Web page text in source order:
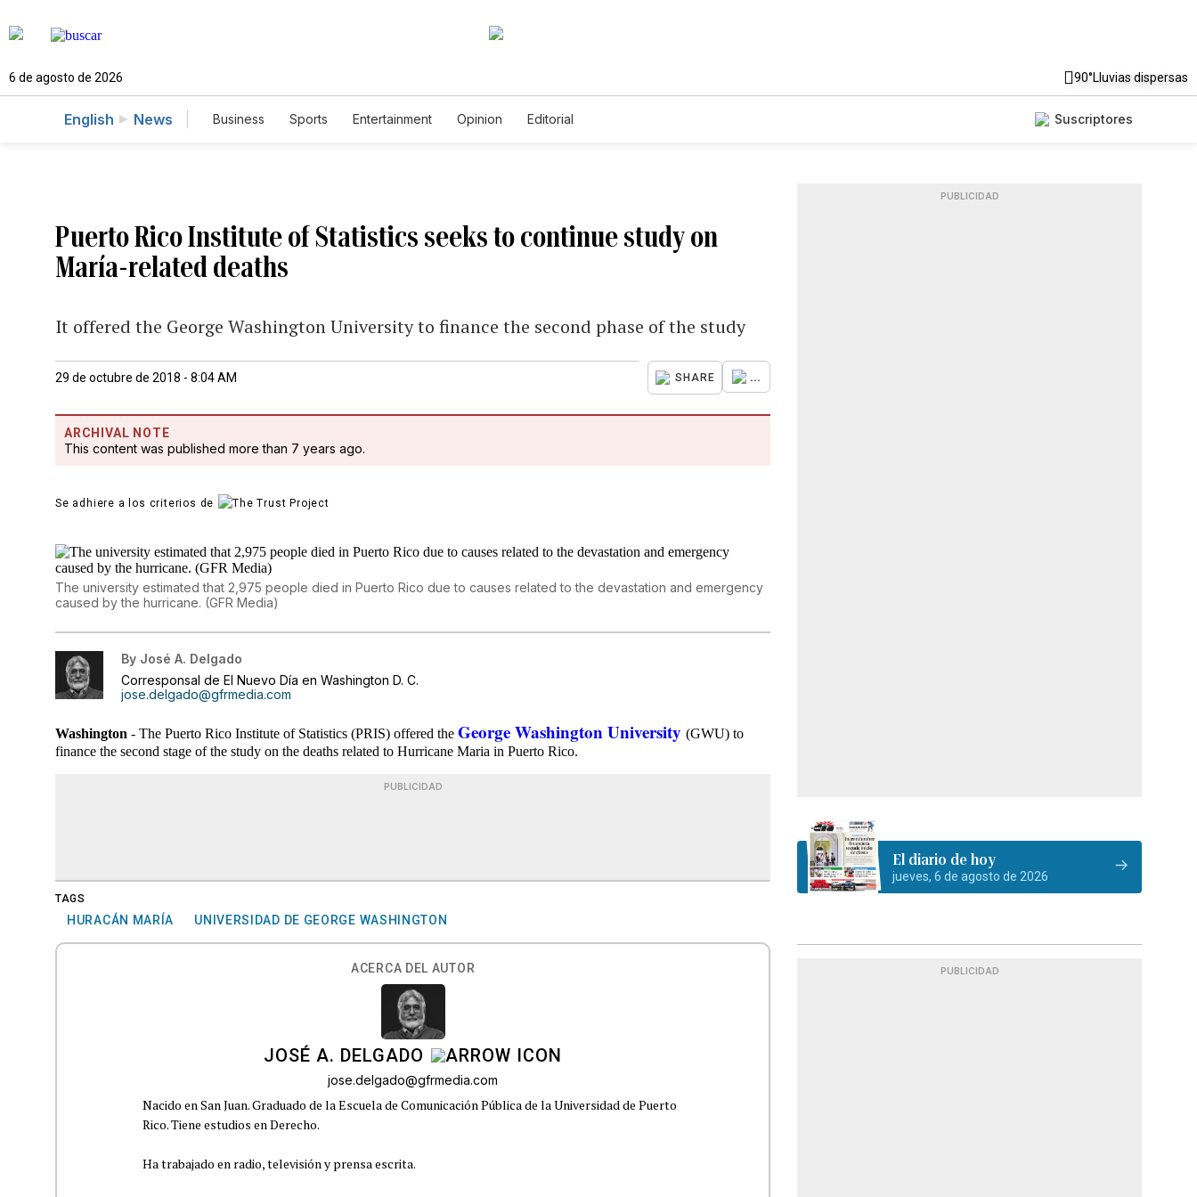
6 de agosto de 2026 90°Lluvias dispersas
English News Business Sports Entertainment Opinion Editorial Suscriptores
Puerto Rico Institute of Statistics seeks to continue study on
María-related deaths
It offered the George Washington University to finance the second phase of the study
29 de octubre de 2018 - 8:04 AM SHARE ...
ARCHIVAL NOTE
This content was published more than 7 years ago.
Se adhiere a los criterios de
The university estimated that 2,975 people died in Puerto Rico due to causes related to the devastation and emergency
caused by the hurricane. (GFR Media)
By José A. Delgado
Corresponsal de El Nuevo Día en Washington D. C.
jose.delgado@gfrmedia.com
Washington- The Puerto Rico Institute of Statistics (PRIS) offered theGeorge Washington University(GWU) to
finance the second stage of the study on the deaths related to Hurricane Maria in Puerto Rico.
PUBLICIDAD
TAGS
HURACÁN MARÍA UNIVERSIDAD DE GEORGE WASHINGTON
ACERCA DEL AUTOR
JOSÉ A. DELGADO
jose.delgado@gfrmedia.com
Nacido en San Juan. Graduado de la Escuela de Comunicación Pública de la Universidad de Puerto
Rico. Tiene estudios en Derecho.
Ha trabajado en radio, televisión y prensa escrita.
PUBLICIDAD
El diario de hoy
jueves, 6 de agosto de 2026
PUBLICIDAD